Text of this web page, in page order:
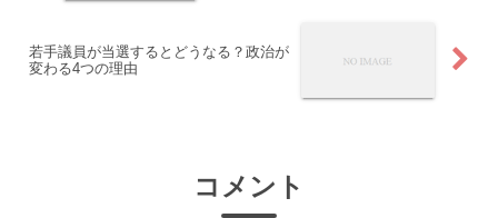
若手議員が当選するとどうなる？政治が
変わる4つの理由
コメント